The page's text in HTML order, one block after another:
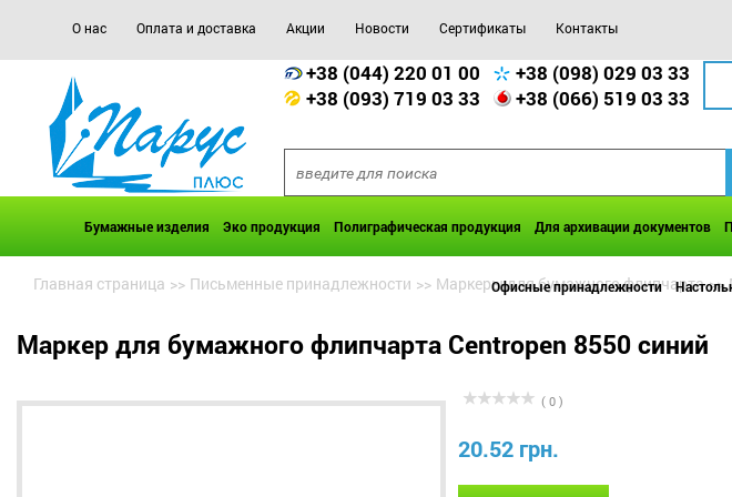
О нас Оплата и доставка Акции Новости Сертификаты Контакты
+38 (044) 220 01 00
+38 (098) 029 03 33
+38 (093) 719 03 33
+38 (066) 519 03 33
Бумажные изделия Эко продукция Полиграфическая продукция Для архивации документов
Офисные принадлежности
Главная страница >> Письменные принадлежности >> Маркеры для бумажного флипчарта >>
Маркер для бумажного флипчарта Centropen 8550 синий
( 0 )
20.52 грн.